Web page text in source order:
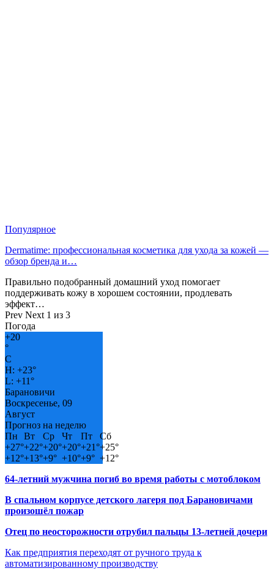
Популярное
Dermatime: профессиональная косметика для ухода за кожей —
обзор бренда и…
Правильно подобранный домашний уход помогает
поддерживать кожу в хорошем состоянии, продлевать
эффект…
Prev Next 1 из 3
Погода
+20
°
C
H: +23°
L: +11°
Барановичи
Воскресенье, 09
Август
Прогноз на неделю
Пн
Вт Ср Чт Пт
Сб
+27°+22°+20°+20°+21°+25°
+12°+13°+9° +10°+9° +12°
64-летний мужчина погиб во время работы с мотоблоком
В спальном корпусе детского лагеря под Барановичами
произошёл пожар
Отец по неосторожности отрубил пальцы 13-летней дочери
Как предприятия переходят от ручного труда к
автоматизированному производству